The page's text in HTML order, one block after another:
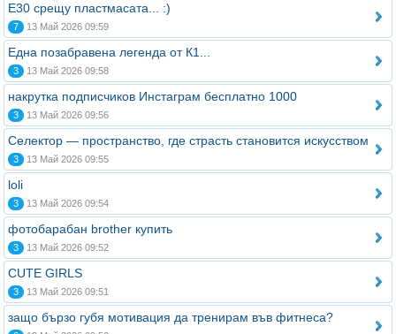
E30 срещу пластмасата... :)
7 13 Май 2026 09:59
Една позабравена легенда от К1...
3 13 Май 2026 09:58
накрутка подписчиков Инстаграм бесплатно 1000
3 13 Май 2026 09:56
Селектор — пространство, где страсть становится искусством
3 13 Май 2026 09:55
loli
3 13 Май 2026 09:54
фотобарабан brother купить
3 13 Май 2026 09:52
CUTE GIRLS
3 13 Май 2026 09:51
защо бързо губя мотивация да тренирам във фитнеса?